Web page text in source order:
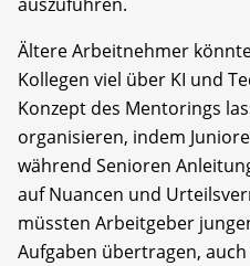
Ältere Arbeitnehmer
Kollegen viel über KI und
Konzept des Mentorings
organisieren, indem
während Senioren
auf Nuancen und
müssten Arbeitgeber
Aufgaben übertragen,